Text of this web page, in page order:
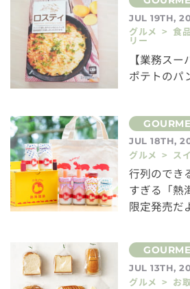
JUL 19TH,
グルメ > 食
リー
【業務ス
ポテトのパ
JUL 18TH,
グルメ > ス
行列のでき
すぎる「熱
限定発売だ
JUL 13TH,
グルメ > お